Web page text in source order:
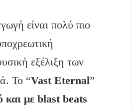
είναι πολύ πιο
εξέλιξη των
Το “Vast Eternal”
και με blast beats